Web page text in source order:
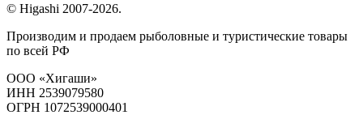
© Higashi 2007-2026.
Производим и продаем рыболовные и туристические товары
по всей РФ
ООО «Хигаши»
ИНН 2539079580
ОГРН 1072539000401